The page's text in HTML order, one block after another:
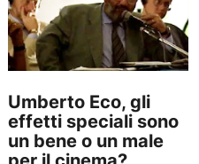
Umberto Eco, gli
effetti speciali sono
un bene o un male